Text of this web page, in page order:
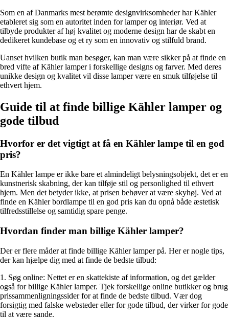
Som en af Danmarks mest berømte designvirksomheder har Kähler
etableret sig som en autoritet inden for lamper og interiør. Ved at
tilbyde produkter af høj kvalitet og moderne design har de skabt en
dedikeret kundebase og et ry som en innovativ og stilfuld brand.
Uanset hvilken butik man besøger, kan man være sikker på at finde en
bred vifte af Kähler lamper i forskellige designs og farver. Med deres
unikke design og kvalitet vil disse lamper være en smuk tilføjelse til
ethvert hjem.
Guide til at finde billige Kähler lamper og
gode tilbud
Hvorfor er det vigtigt at få en Kähler lampe til en god
pris?
En Kähler lampe er ikke bare et almindeligt belysningsobjekt, det er en
kunstnerisk skabning, der kan tilføje stil og personlighed til ethvert
hjem. Men det betyder ikke, at prisen behøver at være skyhøj. Ved at
finde en Kähler bordlampe til en god pris kan du opnå både æstetisk
tilfredsstillelse og samtidig spare penge.
Hvordan finder man billige Kähler lamper?
Der er flere måder at finde billige Kähler lamper på. Her er nogle tips,
der kan hjælpe dig med at finde de bedste tilbud:
1. Søg online: Nettet er en skattekiste af information, og det gælder
også for billige Kähler lamper. Tjek forskellige online butikker og brug
prissammenligningssider for at finde de bedste tilbud. Vær dog
forsigtig med falske websteder eller for gode tilbud, der virker for gode
til at være sande.